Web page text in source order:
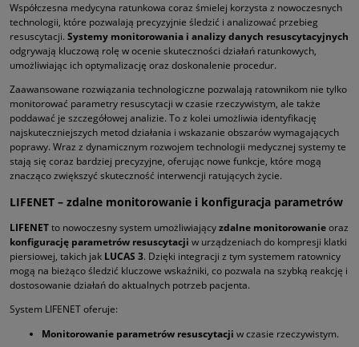
Współczesna medycyna ratunkowa coraz śmielej korzysta z nowoczesnych
technologii, które pozwalają precyzyjnie śledzić i analizować przebieg
resuscytacji. Systemy monitorowania i analizy danych resuscytacyjnych
odgrywają kluczową rolę w ocenie skuteczności działań ratunkowych,
umożliwiając ich optymalizację oraz doskonalenie procedur.
Zaawansowane rozwiązania technologiczne pozwalają ratownikom nie tylko
monitorować parametry resuscytacji w czasie rzeczywistym, ale także
poddawać je szczegółowej analizie. To z kolei umożliwia identyfikację
najskuteczniejszych metod działania i wskazanie obszarów wymagających
poprawy. Wraz z dynamicznym rozwojem technologii medycznej systemy te
stają się coraz bardziej precyzyjne, oferując nowe funkcje, które mogą
znacząco zwiększyć skuteczność interwencji ratujących życie.
LIFENET – zdalne monitorowanie i konfiguracja parametrów
LIFENETto nowoczesny system umożliwiającyzdalne monitorowanieoraz
konfigurację parametrów resuscytacji w urządzeniach do kompresji klatki
piersiowej, takich jak LUCAS 3. Dzięki integracji z tym systemem ratownicy
mogą na bieżąco śledzić kluczowe wskaźniki, co pozwala na szybką reakcję i
dostosowanie działań do aktualnych potrzeb pacjenta.
System LIFENET oferuje:
Monitorowanie parametrów resuscytacji w czasie rzeczywistym.